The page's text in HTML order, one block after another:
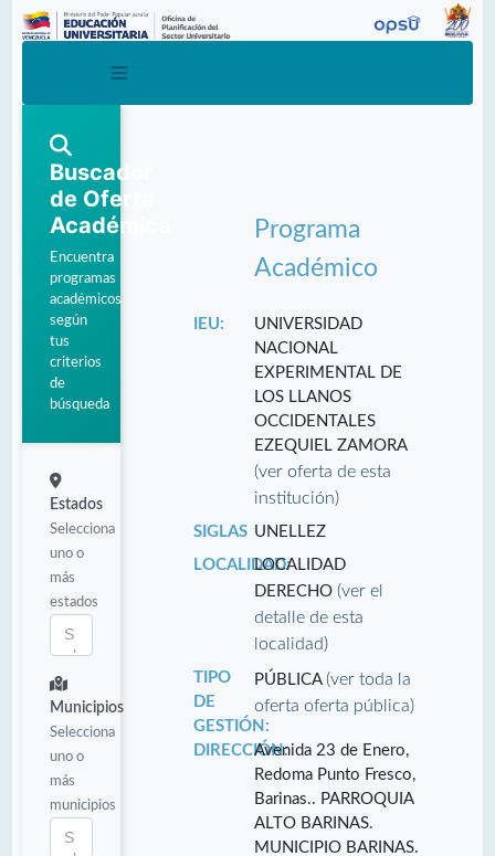
Buscador
de Oferta
Académica
Encuentra
programas
académicos
según
tus
criterios
de
búsqueda
Estados
Selecciona
uno o
más
estados
Municipios
Selecciona
uno o
más
municipios
Programa
Académico
IEU:
UNIVERSIDAD
NACIONAL
EXPERIMENTAL DE
LOS LLANOS
OCCIDENTALES
EZEQUIEL ZAMORA
(ver oferta de esta
institución)
SIGLAS UNELLEZ
LOCALIDAD:LOCALIDAD
DERECHO(ver el
detalle de esta
localidad)
TIPO
DE
GESTIÓN:
PÚBLICA(ver toda la
oferta oferta pública)
DIRECCIÓN:Avenida 23 de Enero,
Redoma Punto Fresco,
Barinas.. PARROQUIA
ALTO BARINAS.
MUNICIPIO BARINAS.